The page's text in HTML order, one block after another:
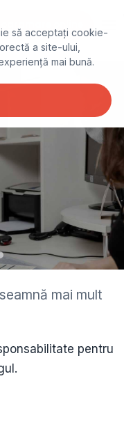
online
•
în cadrul aceleiași
mai mult
pentru
să acceptați cookie-
a site-ului,
mai bună.